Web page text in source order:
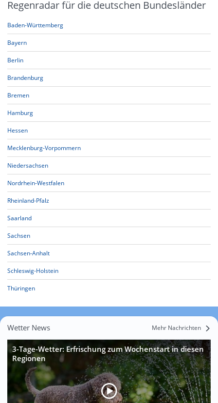
Regenradar für die deutschen Bundesländer
Baden-Württemberg
Bayern
Berlin
Brandenburg
Bremen
Hamburg
Hessen
Mecklenburg-Vorpommern
Niedersachsen
Nordrhein-Westfalen
Rheinland-Pfalz
Saarland
Sachsen
Sachsen-Anhalt
Schleswig-Holstein
Thüringen
Wetter News Mehr Nachrichten
3-Tage-Wetter: Erfrischung zum Wochenstart in diesen
Regionen